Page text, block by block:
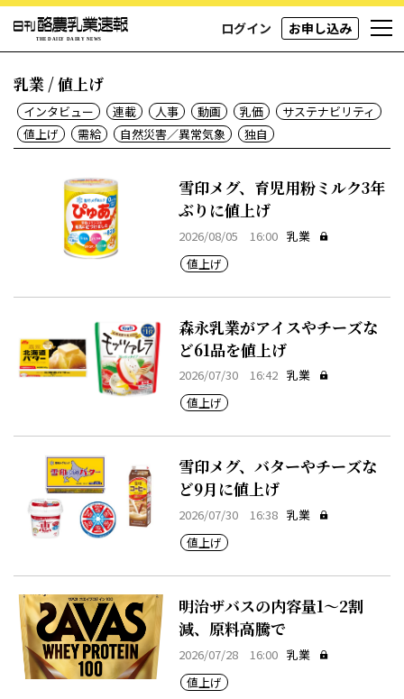
ログイン お申し込み
乳業 / 値上げ
インタビュー 連載 人事 動画 乳価
サステナビリティ
値上げ
需給 自然災害／異常気象 独自
雪印メグ、育児用粉ミルク3年
ぶりに値上げ
2026/08/05 16:00 乳業
値上げ
森永乳業がアイスやチーズな
ど61品を値上げ
2026/07/30 16:42 乳業
値上げ
雪印メグ、バターやチーズな
ど9月に値上げ
2026/07/30 16:38 乳業
値上げ
明治ザバスの内容量1～2割
減、原料高騰で
2026/07/28 16:00 乳業
値上げ